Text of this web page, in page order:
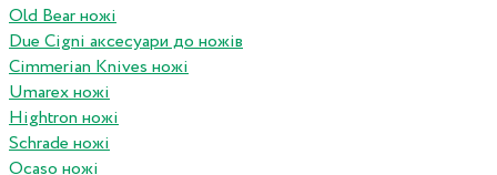
Old Bear ножі
Due Cigni аксесуари до ножів
Cimmerian Knives ножі
Umarex ножі
Hightron ножі
Schrade ножі
Ocaso ножі